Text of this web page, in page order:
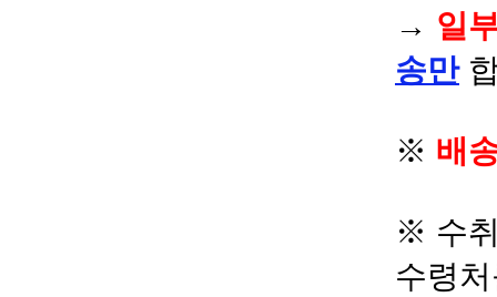
→ 일
송만
※ 배
※ 수
수령